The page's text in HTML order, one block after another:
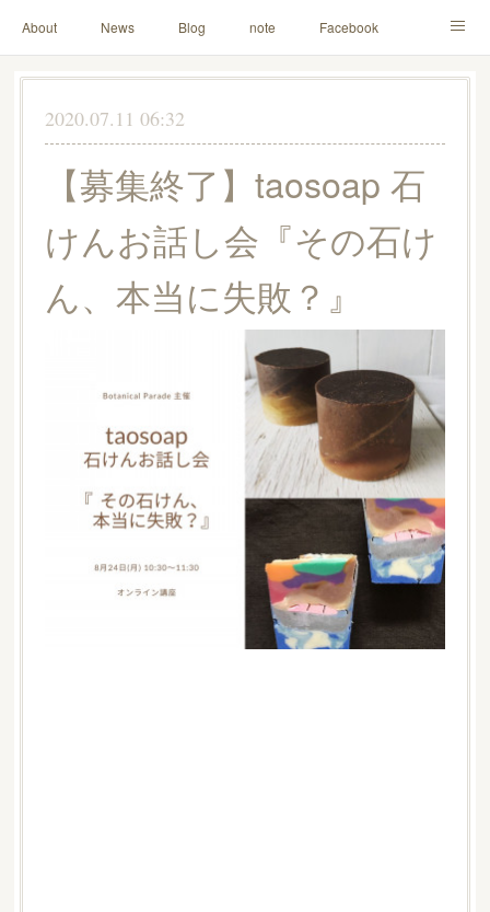
About News Blog note Facebook
Instagram Lesson Menu Schedule Contact
2020.07.11 06:32
【募集終了】taosoap 石
けんお話し会『その石け
ん、本当に失敗？』